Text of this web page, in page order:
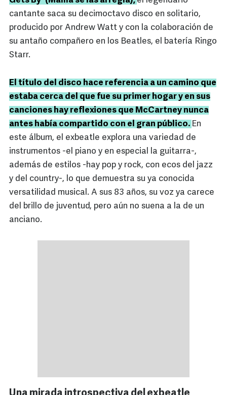
cantante saca su decimoctavo disco en solitario,
producido por Andrew Watt y con la colaboración de
su antaño compañero en los Beatles, el batería Ringo
Starr.
El título del disco hace referencia a un camino que
estaba cerca del que fue su primer hogar y en sus
canciones hay reflexiones que McCartney nunca
antes había compartido con el gran público. En
este álbum, el exbeatle explora una variedad de
instrumentos -el piano y en especial la guitarra-,
además de estilos -hay pop y rock, con ecos del jazz
y del country-, lo que demuestra su ya conocida
versatilidad musical. A sus 83 años, su voz ya carece
del brillo de juventud, pero aún no suena a la de un
anciano.